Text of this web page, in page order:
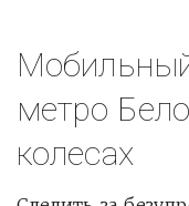
метро
колесах